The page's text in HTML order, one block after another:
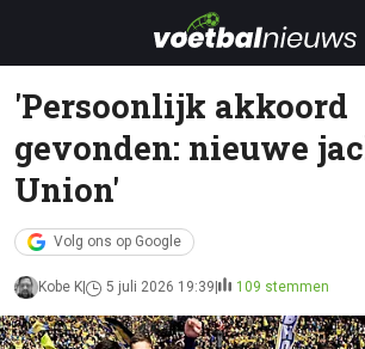
'Persoonlijk akkoord
gevonden: nieuwe
Union'
Volg ons op Google
Kobe K 5 juli 2026 19:39 109 stemmen